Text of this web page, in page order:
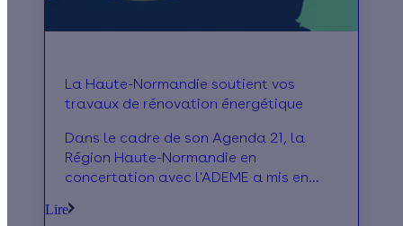
La Haute-Normandie soutient vos
travaux de rénovation énergétique
Dans le cadre de son Agenda 21, la
Région Haute-Normandie en
concertation avec l'ADEME a mis en
objectifs est de maîtriser les
Lire